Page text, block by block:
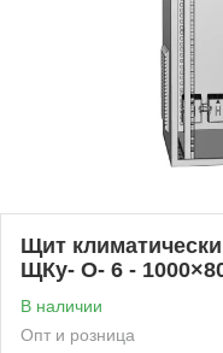
Щит
ЩКу- О- 6 -
В наличии
Опт и розница